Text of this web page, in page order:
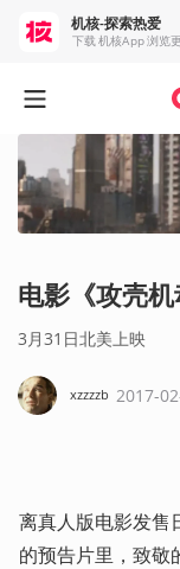
电影《攻壳
3月31日北美上映
xzzzzb 2017-
离真人版电影发售
的预告片里，致敬
机核-探索热爱
下载 机核App 浏览